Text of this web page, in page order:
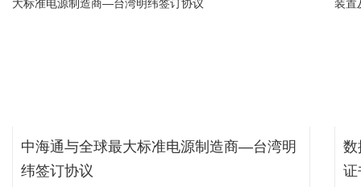
中海通与全球最大标准电源制造商—台湾明
纬签订协议
数
证